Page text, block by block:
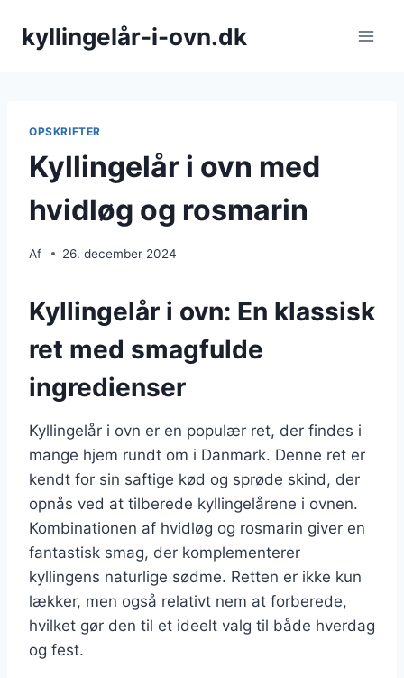
kyllingelår-i-ovn.dk
OPSKRIFTER
Kyllingelår i ovn med
hvidløg og rosmarin
Af 26. december 2024
Kyllingelår i ovn: En klassisk
ret med smagfulde
ingredienser
Kyllingelår i ovn er en populær ret, der findes i
mange hjem rundt om i Danmark. Denne ret er
kendt for sin saftige kød og sprøde skind, der
opnås ved at tilberede kyllingelårene i ovnen.
Kombinationen af hvidløg og rosmarin giver en
fantastisk smag, der komplementerer
kyllingens naturlige sødme. Retten er ikke kun
lækker, men også relativt nem at forberede,
hvilket gør den til et ideelt valg til både hverdag
og fest.